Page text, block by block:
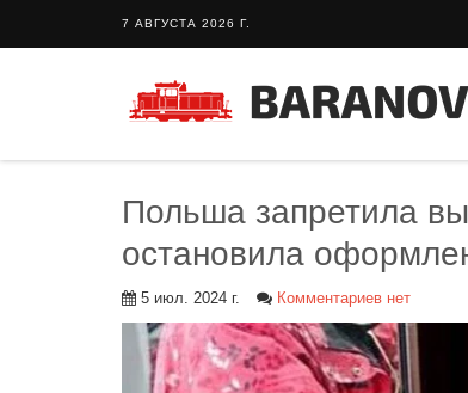
7 АВГУСТА 2026 Г.
Польша запретила
остановила
5 июл. 2024 г. Комментариев нет